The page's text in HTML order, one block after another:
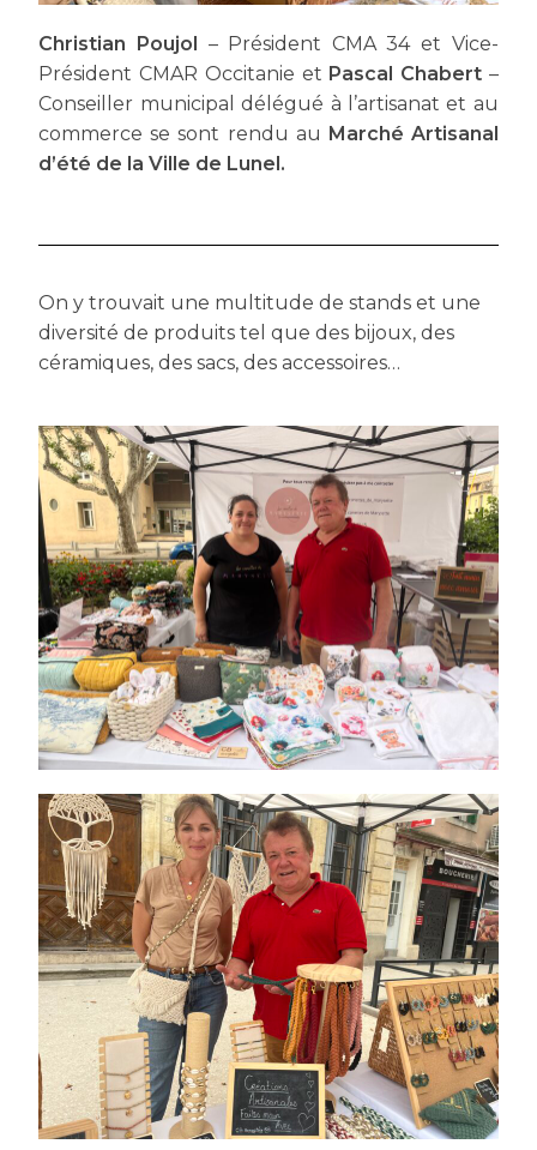
Christian Poujol – Président CMA 34 et Vice-
Président CMAR Occitanie et Pascal Chabert–
Conseiller municipal délégué à l’artisanat et au
commerce se sont rendu au Marché Artisanal
d’été de la Ville de Lunel.
On y trouvait une multitude de stands et une
diversité de produits tel que des bijoux, des
céramiques, des sacs, des accessoires…